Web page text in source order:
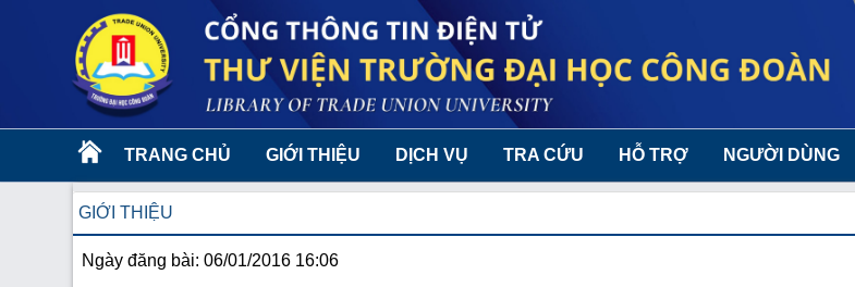
TRANG CHỦ GIỚI THIỆU DỊCH VỤ TRA CỨU HỖ TRỢ NGƯỜI DÙNG
GIỚI THIỆU
Ngày đăng bài: 06/01/2016 16:06